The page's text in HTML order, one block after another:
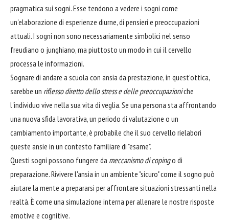
pragmatica sui sogni. Esse tendono a vedere i sogni come
un'elaborazione di esperienze diurne, di pensieri e preoccupazioni
attuali. I sogni non sono necessariamente simbolici nel senso
freudiano o junghiano, ma piuttosto un modo in cui il cervello
processa le informazioni.
Sognare di andare a scuola con ansia da prestazione, in quest'ottica,
sarebbe un riflesso diretto dello stress e delle preoccupazioniche
l'individuo vive nella sua vita di veglia. Se una persona sta affrontando
una nuova sfida lavorativa, un periodo di valutazione o un
cambiamento importante, è probabile che il suo cervello rielabori
queste ansie in un contesto familiare di "esame".
Questi sogni possono fungere da meccanismo di copingo di
preparazione. Rivivere l'ansia in un ambiente "sicuro" come il sogno può
aiutare la mente a prepararsi per affrontare situazioni stressanti nella
realtà. È come una simulazione interna per allenare le nostre risposte
emotive e cognitive.